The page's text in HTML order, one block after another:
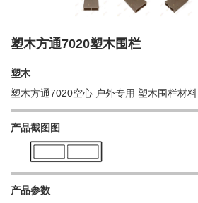
塑木方通7020塑木围栏
塑木
塑木方通7020空心 户外专用 塑木围栏材料
产品截图图
产品参数